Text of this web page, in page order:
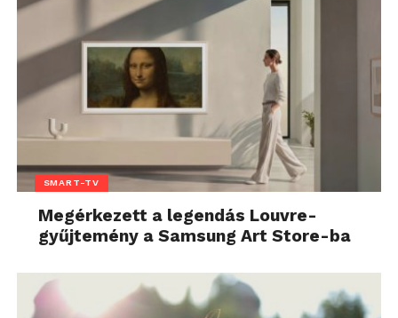
SMART-TV
Megérkezett a legendás Louvre-
gyűjtemény a Samsung Art Store-ba